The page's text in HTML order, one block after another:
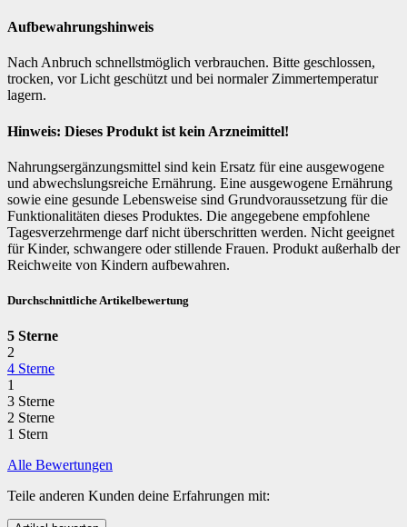
Aufbewahrungshinweis
Nach Anbruch schnellstmöglich verbrauchen. Bitte geschlossen,
trocken, vor Licht geschützt und bei normaler Zimmertemperatur
lagern.
Hinweis: Dieses Produkt ist kein Arzneimittel!
Nahrungsergänzungsmittel sind kein Ersatz für eine ausgewogene
und abwechslungsreiche Ernährung. Eine ausgewogene Ernährung
sowie eine gesunde Lebensweise sind Grundvoraussetzung für die
Funktionalitäten dieses Produktes. Die angegebene empfohlene
Tagesverzehrmenge darf nicht überschritten werden. Nicht geeignet
für Kinder, schwangere oder stillende Frauen. Produkt außerhalb der
Reichweite von Kindern aufbewahren.
Durchschnittliche Artikelbewertung
5 Sterne
2
4 Sterne
1
3 Sterne
2 Sterne
1 Stern
Alle Bewertungen
Teile anderen Kunden deine Erfahrungen mit: